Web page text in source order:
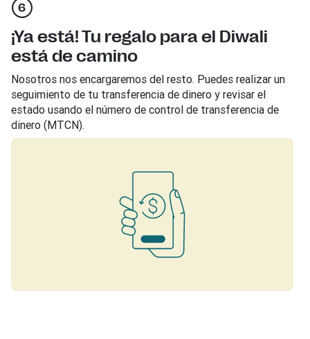
¡Ya está! Tu regalo para el Diwali
está de camino
Nosotros nos encargaremos del resto. Puedes realizar un
seguimiento de tu transferencia de dinero y revisar el
estado usando el número de control de transferencia de
dinero (MTCN).